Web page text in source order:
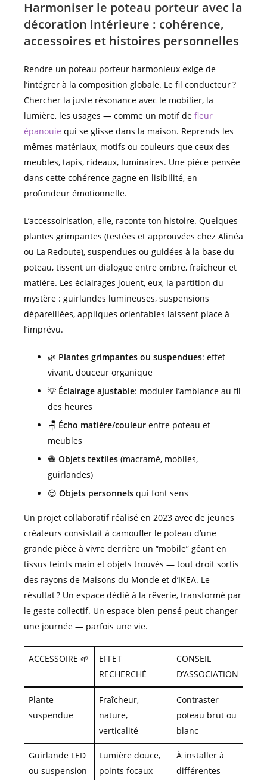
Harmoniser le poteau porteur avec la
décoration intérieure : cohérence,
accessoires et histoires personnelles
Rendre un poteau porteur harmonieux exige de
l’intégrer à la composition globale. Le fil conducteur ?
Chercher la juste résonance avec le mobilier, la
lumière, les usages — comme un motif de fleur
épanouie qui se glisse dans la maison. Reprends les
mêmes matériaux, motifs ou couleurs que ceux des
meubles, tapis, rideaux, luminaires. Une pièce pensée
dans cette cohérence gagne en lisibilité, en
profondeur émotionnelle.
L’accessoirisation, elle, raconte ton histoire. Quelques
plantes grimpantes (testées et approuvées chez Alinéa
ou La Redoute), suspendues ou guidées à la base du
poteau, tissent un dialogue entre ombre, fraîcheur et
matière. Les éclairages jouent, eux, la partition du
mystère : guirlandes lumineuses, suspensions
dépareillées, appliques orientables laissent place à
l’imprévu.
🌿 Plantes grimpantes ou suspendues: effet
vivant, douceur organique
💡 Éclairage ajustable: moduler l’ambiance au fil
des heures
🪑 Écho matière/couleur entre poteau et
meubles
🧶 Objets textiles (macramé, mobiles,
guirlandes)
😌 Objets personnels qui font sens
Un projet collaboratif réalisé en 2023 avec de jeunes
créateurs consistait à camoufler le poteau d’une
grande pièce à vivre derrière un “mobile” géant en
tissus teints main et objets trouvés — tout droit sortis
des rayons de Maisons du Monde et d’IKEA. Le
résultat ? Un espace dédié à la rêverie, transformé par
le geste collectif. Un espace bien pensé peut changer
une journée — parfois une vie.
ACCESSOIRE 🌱
EFFET
RECHERCHÉ
CONSEIL
D’ASSOCIATION
Plante
suspendue
Fraîcheur,
nature,
verticalité
Contraster
poteau brut ou
blanc
Guirlande LED
ou suspension
Lumière douce,
points focaux
À installer à
différentes